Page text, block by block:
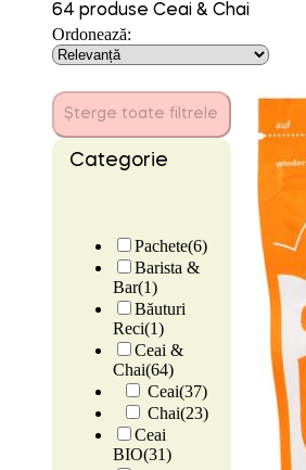
64 produse Ceai & Chai
Ordonează:
Șterge toate filtrele
Categorie
Pachete(6)
Barista &
Bar(1)
Băuturi
Reci(1)
Ceai &
Chai(64)
Ceai(37)
Chai(23)
Ceai
BIO(31)